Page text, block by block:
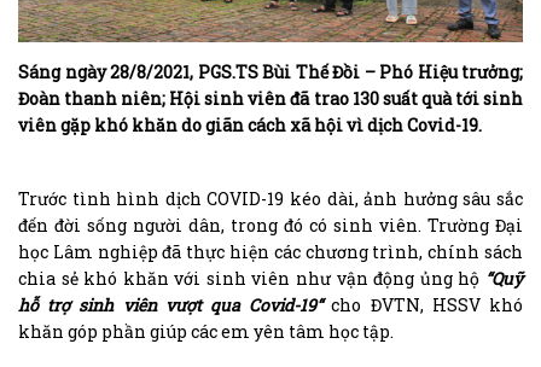
Sáng ngày 28/8/2021, PGS.TS Bùi Thế Đồi – Phó Hiệu trưởng;
Đoàn thanh niên; Hội sinh viên đã trao 130 suất quà tới sinh
viên gặp khó khăn do giãn cách xã hội vì dịch Covid-19.
Trước tình hình dịch COVID-19 kéo dài, ảnh hưởng sâu sắc
đến đời sống người dân, trong đó có sinh viên. Trường Đại
học Lâm nghiệp đã thực hiện các chương trình, chính sách
chia sẻ khó khăn với sinh viên như vận động ủng hộ “Quỹ
hỗ trợ sinh viên vượt qua Covid-19“cho ĐVTN, HSSV khó
khăn góp phần giúp các em yên tâm học tập.